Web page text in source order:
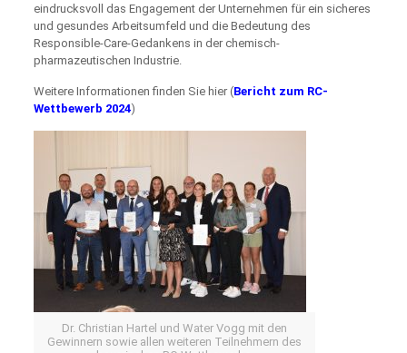
eindrucksvoll das Engagement der Unternehmen für ein sicheres
und gesundes Arbeitsumfeld und die Bedeutung des
Responsible-Care-Gedankens in der chemisch-
pharmazeutischen Industrie.
Weitere Informationen finden Sie hier (Bericht zum RC-
Wettbewerb 2024)
Dr. Christian Hartel und Water Vogg mit den
Gewinnern sowie allen weiteren Teilnehmern des